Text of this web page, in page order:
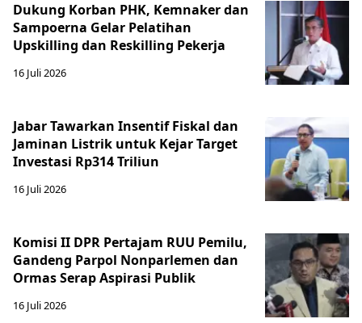
Dukung Korban PHK, Kemnaker dan
Sampoerna Gelar Pelatihan
Upskilling dan Reskilling Pekerja
16 Juli 2026
Jabar Tawarkan Insentif Fiskal dan
Jaminan Listrik untuk Kejar Target
Investasi Rp314 Triliun
16 Juli 2026
Komisi II DPR Pertajam RUU Pemilu,
Gandeng Parpol Nonparlemen dan
Ormas Serap Aspirasi Publik
16 Juli 2026